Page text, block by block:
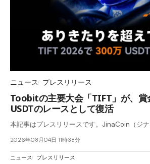
ニュース プレスリリース
Toobitの主要大会「TIFT」が、賞
USDTのレースとして復活
本記事はプレスリリースです。JinaCoin（ジ
2026年08月04日 11時38分
ニュース プレスリリース